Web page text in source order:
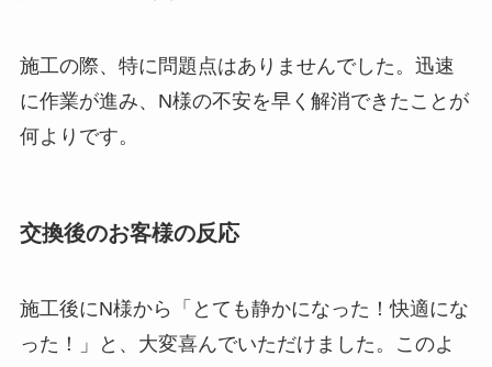
施工の際、特に問題点はありませんでした。迅速
に作業が進み、N様の不安を早く解消できたことが
何よりです。
交換後のお客様の反応
施工後にN様から「とても静かになった！快適にな
った！」と、大変喜んでいただけました。このよ